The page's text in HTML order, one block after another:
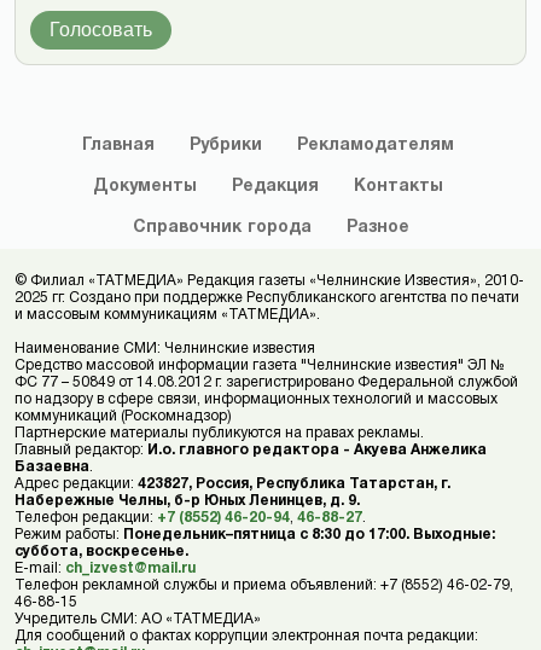
Голосовать
Главная Рубрики Рекламодателям
Документы Редакция Контакты
Справочник города Разное
© Филиал «ТАТМЕДИА» Редакция газеты «Челнинские Известия», 2010-
2025 гг. Создано при поддержке Республиканского агентства по печати
и массовым коммуникациям «ТАТМЕДИА».
Наименование СМИ: Челнинские известия
Средство массовой информации газета "Челнинские известия" ЭЛ №
ФС 77 – 50849 от 14.08.2012 г. зарегистрировано Федеральной службой
по надзору в сфере связи, информационных технологий и массовых
коммуникаций (Роскомнадзор)
Партнерские материалы публикуются на правах рекламы.
Главный редактор: И.о. главного редактора - Акуева Анжелика
Базаевна
Адрес редакции: 423827, Россия, Республика Татарстан, г.
Набережные Челны, б-р Юных Ленинцев, д. 9.
Телефон редакции: +7 (8552) 46-20-94 46-88-27
Режим работы: Понедельник–пятница с 8:30 до 17:00. Выходные:
суббота, воскресенье.
E-mail: ch_izvest@mail.ru
Телефон рекламной службы и приема объявлений: +7 (8552) 46-02-79,
46-88-15
Учредитель СМИ: АО «ТАТМЕДИА»
Для сообщений о фактах коррупции электронная почта редакции: